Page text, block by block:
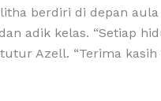
berdiri di depan
adik kelas. “Setiap
Azell. “Terima